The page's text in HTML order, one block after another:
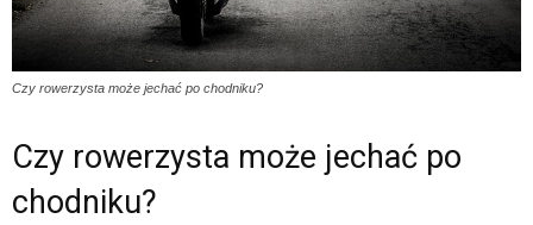
Czy rowerzysta może jechać po chodniku?
Czy rowerzysta może jechać po
chodniku?